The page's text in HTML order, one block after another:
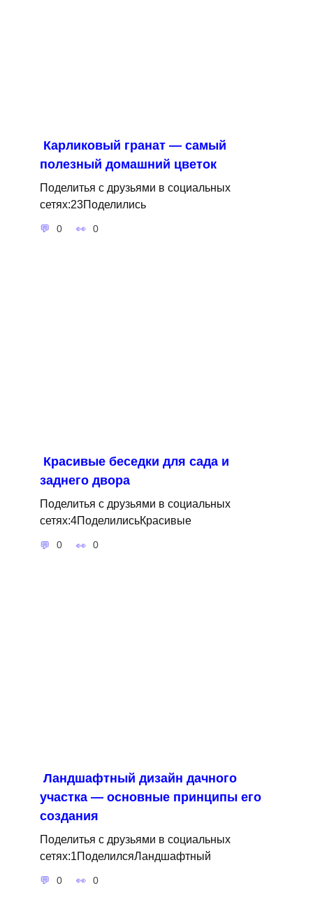
Карликовый гранат — самый
полезный домашний цветок
Поделитья с друзьями в социальных
сетях:23Поделились
0 0
Красивые беседки для сада и
заднего двора
Поделитья с друзьями в социальных
сетях:4ПоделилисьКрасивые
0 0
Ландшафтный дизайн дачного
участка — основные принципы его
создания
Поделитья с друзьями в социальных
сетях:1ПоделилсяЛандшафтный
0 0